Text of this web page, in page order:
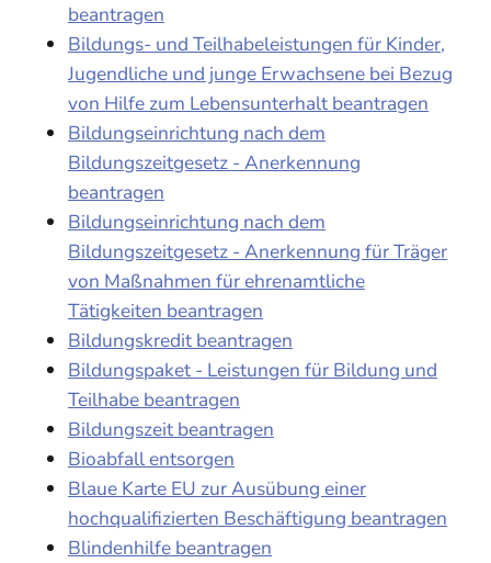
beantragen
Bildungs- und Teilhabeleistungen für Kinder,
Jugendliche und junge Erwachsene bei Bezug
von Hilfe zum Lebensunterhalt beantragen
Bildungseinrichtung nach dem
Bildungszeitgesetz - Anerkennung
beantragen
Bildungseinrichtung nach dem
Bildungszeitgesetz - Anerkennung für Träger
von Maßnahmen für ehrenamtliche
Tätigkeiten beantragen
Bildungskredit beantragen
Bildungspaket - Leistungen für Bildung und
Teilhabe beantragen
Bildungszeit beantragen
Bioabfall entsorgen
Blaue Karte EU zur Ausübung einer
hochqualifizierten Beschäftigung beantragen
Blindenhilfe beantragen